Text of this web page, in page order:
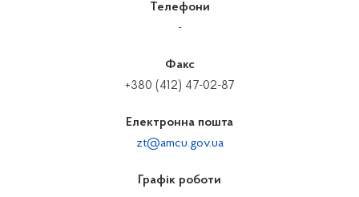
Телефони
-
Факс
+380 (412) 47-02-87
Електронна пошта
zt@amcu.gov.ua
Графік роботи